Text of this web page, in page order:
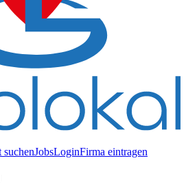
suchenJobsLoginFirma eintragen